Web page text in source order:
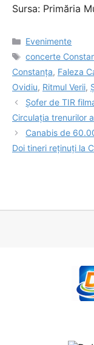
Sursa: Primăria
Categorii
Evenimente
Etichete
concerte
Constanța, Faleza
Ovidiu, Ritmul Verii,
Șofer de TIR
Circulația trenurilor
Canabis de
Doi tineri reținuți la